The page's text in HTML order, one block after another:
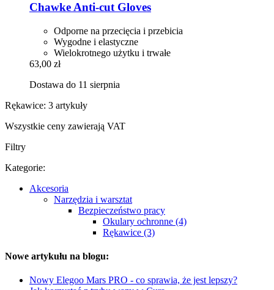
Chawke Anti-​cut Gloves
Odporne na przecięcia i przebicia
Wygodne i elastyczne
Wielokrotnego użytku i trwałe
63,00 zł
Dostawa do 11 sierpnia
Rękawice: 3 artykuły
Wszystkie ceny zawierają VAT
Filtry
Kategorie:
Akcesoria
Narzędzia i warsztat
Bezpieczeństwo pracy
Okulary ochronne (4)
Rękawice (3)
Nowe artykułu na blogu:
Nowy Elegoo Mars PRO - co sprawia, że jest lepszy?